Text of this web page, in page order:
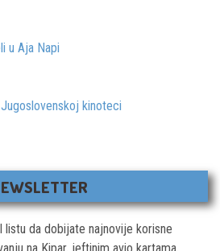
u Aja Napi
kinoteci
listu da dobijate najnovije korisne